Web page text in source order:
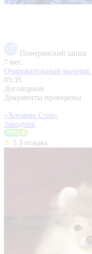
Померанский шпиц
7 мес.
Очаровательный мальчик
05:35
Договорная
Документы проверены
«Хота́вик Стар»
Заводчик
5 3 отзыва